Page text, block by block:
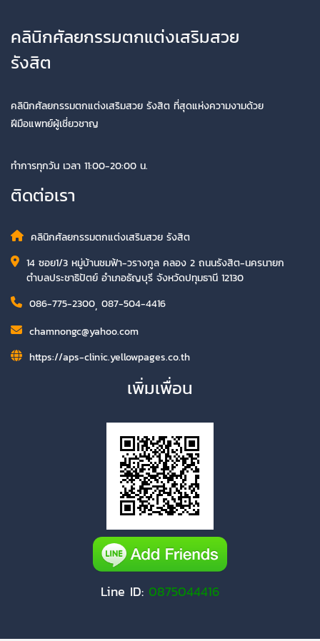
คลินิกศัลยกรรมตกแต่งเสริมสวย
รังสิต
คลินิกศัลยกรรมตกแต่งเสริมสวย รังสิต ที่สุดแห่งความงามด้วย
ฝีมือแพทย์ผู้เชี่ยวชาญ
ทำการทุกวัน เวลา 11:00-20:00 น.
ติดต่อเรา
คลินิกศัลยกรรมตกแต่งเสริมสวย รังสิต
14 ซอย1/3 หมู่บ้านชมฟ้า-วรางกูล คลอง 2 ถนนรังสิต-นครนายก
ตำบลประชาธิปัตย์ อำเภอธัญบุรี จังหวัดปทุมธานี 12130
086-775-2300, 087-504-4416
chamnongc@yahoo.com
https://aps-clinic.yellowpages.co.th
เพิ่มเพื่อน
Line ID: 0875044416